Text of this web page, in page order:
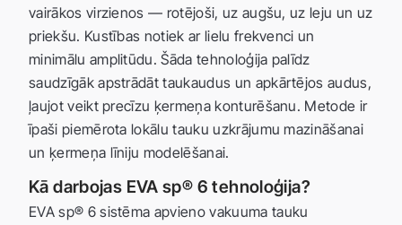
vairākos virzienos — rotējoši, uz augšu, uz leju un uz
priekšu. Kustības notiek ar lielu frekvenci un
minimālu amplitūdu. Šāda tehnoloģija palīdz
saudzīgāk apstrādāt taukaudus un apkārtējos audus,
ļaujot veikt precīzu ķermeņa konturēšanu. Metode ir
īpaši piemērota lokālu tauku uzkrājumu mazināšanai
un ķermeņa līniju modelēšanai.
Kā darbojas EVA sp® 6 tehnoloģija?
EVA sp® 6 sistēma apvieno vakuuma tauku